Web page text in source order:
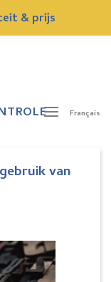
& prijs
Français
van